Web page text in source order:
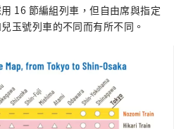
16 節編組列車，但自由席與指定
玉號列車的不同而有所不同。